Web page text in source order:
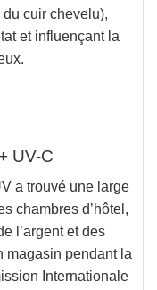
cuir chevelu),
et influençant la
UV-C
a trouvé une large
chambres d’hôtel,
l’argent et des
magasin pendant la
Internationale